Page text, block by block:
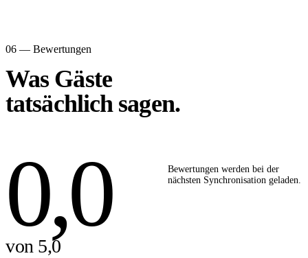
06 — Bewertungen
Was Gäste
tatsächlich sagen.
0,0
von 5,0
Bewertungen werden bei der
nächsten Synchronisation geladen.